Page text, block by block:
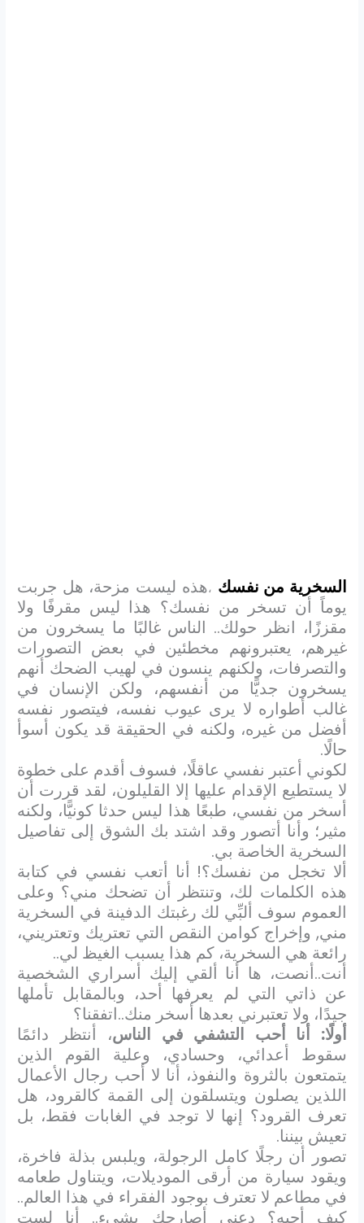
السخرية من نفسك ،هذه ليست مزحة، هل جربت
يوماً أن تسخر من نفسك؟ هذا ليس مقرفًا ولا
مقززًا، انظر حولك.. الناس غالبًا ما يسخرون من
غيرهم، يعتبرونهم مخطئين في بعض التصورات
والتصرفات، ولكنهم ينسون في لهيب الضحك أنهم
يسخرون جديًّا من أنفسهم، ولكن الإنسان في
غالب أطواره لا يرى عيوب نفسه، فيتصور نفسه
أفضل من غيره، ولكنه في الحقيقة قد يكون أسوأ
حالًا.
لكوني أعتبر نفسي عاقلًا، فسوف أقدم على خطوة
لا يستطيع الإقدام عليها إلا القليلون، لقد قررت أن
أسخر من نفسي، طبعًا هذا ليس حدثا كونيًّا، ولكنه
مثير؛ وأنا أتصور وقد اشتد بك الشوق إلى تفاصيل
السخرية الخاصة بي.
ألا تخجل من نفسك؟! أنا أتعب نفسي في كتابة
هذه الكلمات لك، وتنتظر أن تضحك مني؟ وعلى
العموم سوف ألبِّي لك رغبتك الدفينة في السخرية
مني, وإخراج كوامن النقص التي تعتريك وتعتريني،
رائعة هي السخرية، كم هذا يسبب الغيظ لي..
أنت..أنصت، ها أنا ألقي إليك أسراري الشخصية
عن ذاتي التي لم يعرفها أحد، وبالمقابل تأملها
جيدًا، ولا تعتبرني بعدها أسخر منك..اتفقنا؟
أولًا: أنا أحب التشفي في الناس، أنتظر دائمًا
سقوط أعدائي، وحسادي، وعلية القوم الذين
يتمتعون بالثروة والنفوذ، أنا لا أحب رجال الأعمال
اللذين يصلون ويتسلقون إلى القمة كالقرود، هل
تعرف القرود؟ إنها لا توجد في الغابات فقط، بل
تعيش بيننا.
تصور أن رجلًا كامل الرجولة، ويلبس بذلة فاخرة،
ويقود سيارة من أرقى الموديلات، ويتناول طعامه
في مطاعم لا تعترف بوجود الفقراء في هذا العالم..
كيف أحبه؟ دعني أصارحك بشيء.. أنا لست